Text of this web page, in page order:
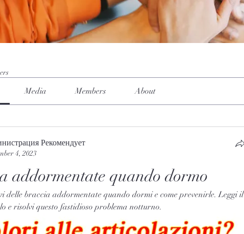
Media Members About
Рекомендует
4, 2023
addormentate quando dormo
delle braccia addormentate quando dormi e come prevenirle. Leggi il
e risolvi questo fastidioso problema notturno.